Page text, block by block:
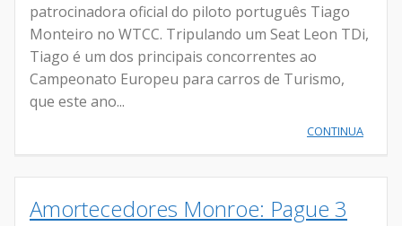
patrocinadora oficial do piloto português Tiago
Monteiro no WTCC. Tripulando um Seat Leon TDi,
Tiago é um dos principais concorrentes ao
Campeonato Europeu para carros de Turismo,
que este ano...
CONTINUA
Amortecedores Monroe: Pague 3